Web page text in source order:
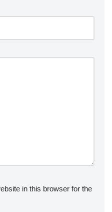
in this browser for the